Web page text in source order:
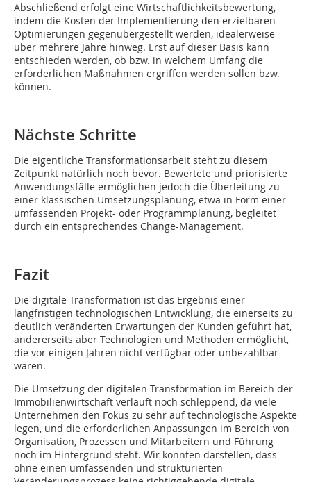
Abschließend erfolgt eine Wirtschaftlichkeitsbewertung,
indem die Kosten der Implementierung den erzielbaren
Optimierungen gegenübergestellt werden, idealerweise
über mehrere Jahre hinweg. Erst auf dieser Basis kann
entschieden werden, ob bzw. in welchem Umfang die
erforderlichen Maßnahmen ergriffen werden sollen bzw.
können.
Nächste Schritte
Die eigentliche Transformationsarbeit steht zu diesem
Zeitpunkt natürlich noch bevor. Bewertete und priorisierte
Anwendungsfälle ermöglichen jedoch die Überleitung zu
einer klassischen Umsetzungsplanung, etwa in Form einer
umfassenden Projekt- oder Programmplanung, begleitet
durch ein entsprechendes Change-Management.
Fazit
Die digitale Transformation ist das Ergebnis einer
langfristigen technologischen Entwicklung, die einerseits zu
deutlich veränderten Erwartungen der Kunden geführt hat,
andererseits aber Technologien und Methoden ermöglicht,
die vor einigen Jahren nicht verfügbar oder unbezahlbar
waren.
Die Umsetzung der digitalen Transformation im Bereich der
Immobilienwirtschaft verläuft noch schleppend, da viele
Unternehmen den Fokus zu sehr auf technologische Aspekte
legen, und die erforderlichen Anpassungen im Bereich von
Organisation, Prozessen und Mitarbeitern und Führung
noch im Hintergrund steht. Wir konnten darstellen, dass
ohne einen umfassenden und strukturierten